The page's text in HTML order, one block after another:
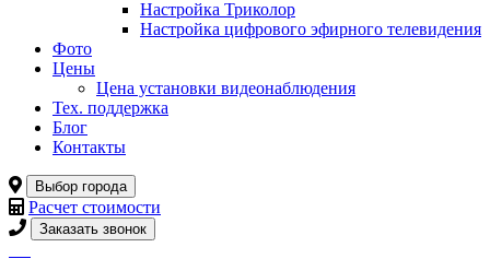
Настройка Триколор
Настройка цифрового эфирного телевидения
Фото
Цены
Цена установки видеонаблюдения
Тех. поддержка
Блог
Контакты
Выбор города
Расчет стоимости
Заказать звонок